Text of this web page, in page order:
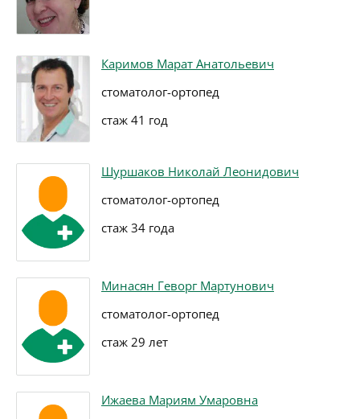
Каримов Марат Анатольевич
стоматолог-ортопед
стаж 41 год
Шуршаков Николай Леонидович
стоматолог-ортопед
стаж 34 года
Минасян Геворг Мартунович
стоматолог-ортопед
стаж 29 лет
Ижаева Мариям Умаровна